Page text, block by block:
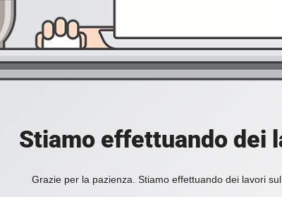
Stiamo effettuando dei
Grazie per la pazienza. Stiamo effettuando dei lavori